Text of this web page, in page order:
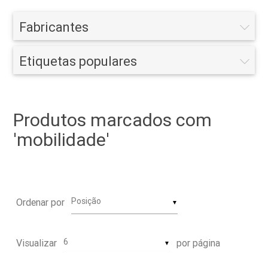
Fabricantes
Etiquetas populares
Produtos marcados com
'mobilidade'
Ordenar por ▼
Visualizar ▼ por página